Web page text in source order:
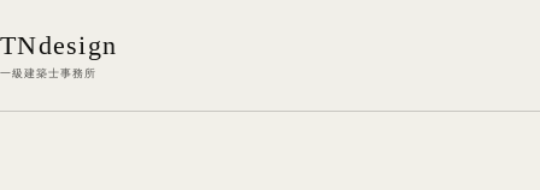
TNdesign
一級建築士事務所